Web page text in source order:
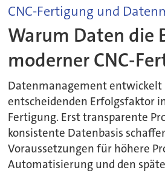
CNC-Fertigung und
Warum Daten die
moderner CNC-
Datenmanagement entwickelt
entscheidenden Erfolgsfaktor
Fertigung. Erst transparente
konsistente Datenbasis
Voraussetzungen für höhere
Automatisierung und den